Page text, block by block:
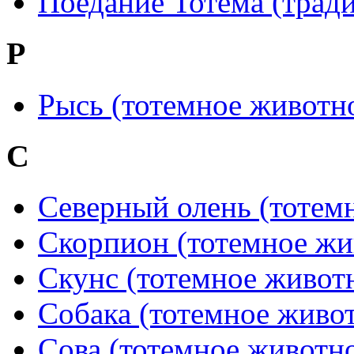
Р
Рысь (тотемное
С
Северный олень
Скорпион (тотемное
Скунс (тотемное
Собака (тотемное